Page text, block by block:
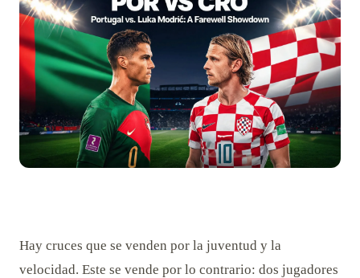
Hay cruces que se venden por la juventud y la
velocidad. Este se vende por lo contrario: dos jugadores